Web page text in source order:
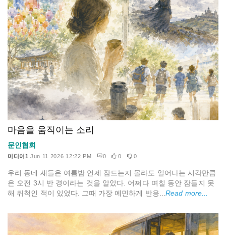
마음을 움직이는 소리
문인협회
미디어1 Jun 11 2026 12:22 PM 0 0 0
우리 동네 새들은 여름밤 언제 잠드는지 몰라도 일어나는 시각만큼
은 오전 3시 반 경이라는 것을 알았다. 어쩌다 며칠 동안 잠들지 못
해 뒤척인 적이 있었다. 그때 가장 예민하게 반응... Read more...